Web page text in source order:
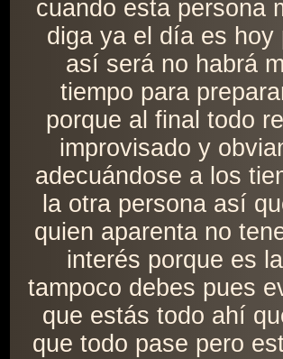
cuando esta persona
diga ya el día es hoy
así será no habrá
tiempo para
porque al final todo
improvisado y
adecuándose a los
la otra persona así
quien aparenta no
interés porque es
tampoco debes pues
que estás todo ahí
que todo pase pero